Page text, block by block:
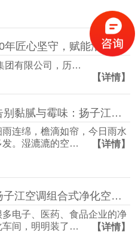
40年匠心坚守，赋能洁净空气未来
团有限公司，历…
【详情】
告别黏腻与霉味：扬子江空调的梅雨季舒适生活指南
雨连绵，檐滴如帘，今日雨水
发。湿漉漉的空…
【详情】
扬子江空调组合式净化空调箱，彻底解决车间洁净度不达标难题
多电子、医药、食品企业的净
车间，明明装了…
【详情】